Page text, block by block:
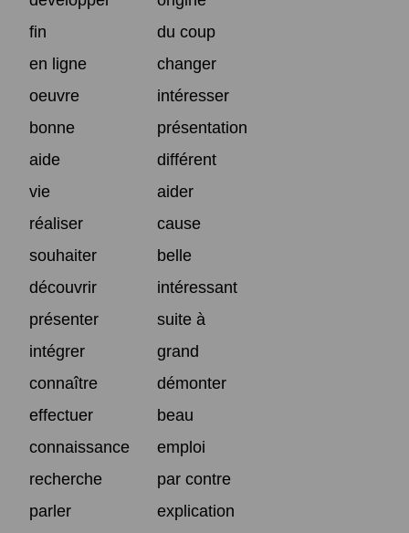
fin
du coup
en ligne
changer
oeuvre
intéresser
bonne
présentation
aide
différent
vie
aider
réaliser
cause
souhaiter
belle
découvrir
intéressant
présenter
suite à
intégrer
grand
connaître
démonter
effectuer
beau
connaissance
emploi
recherche
par contre
parler
explication